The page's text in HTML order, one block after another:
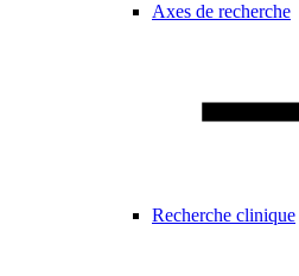
Axes de recherche
Recherche clinique